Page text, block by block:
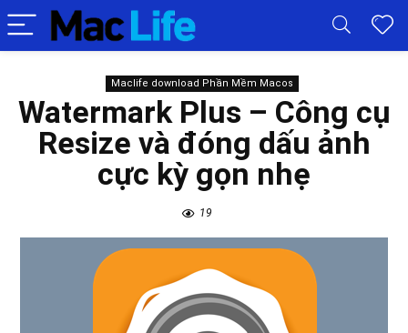
Maclife download Phần Mềm Macos
Watermark Plus – Công cụ
Resize và đóng dấu ảnh
cực kỳ gọn nhẹ
19